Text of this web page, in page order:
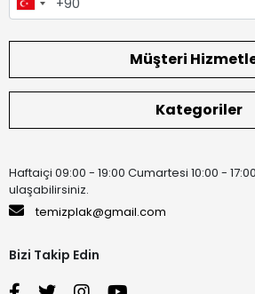
Müşteri
Kategoriler
Haftaiçi 09:00 - 19:00 Cumartesi 10:00 -
ulaşabilirsiniz.
temizplak@gmail.com
Bizi Takip Edin